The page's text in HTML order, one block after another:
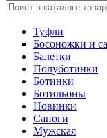
Туфли
Босоножки и
Балетки
Полуботинки
Ботинки
Ботильоны
Новинки
Сапоги
Мужская